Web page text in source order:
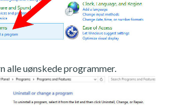
alle uønskede programmer.